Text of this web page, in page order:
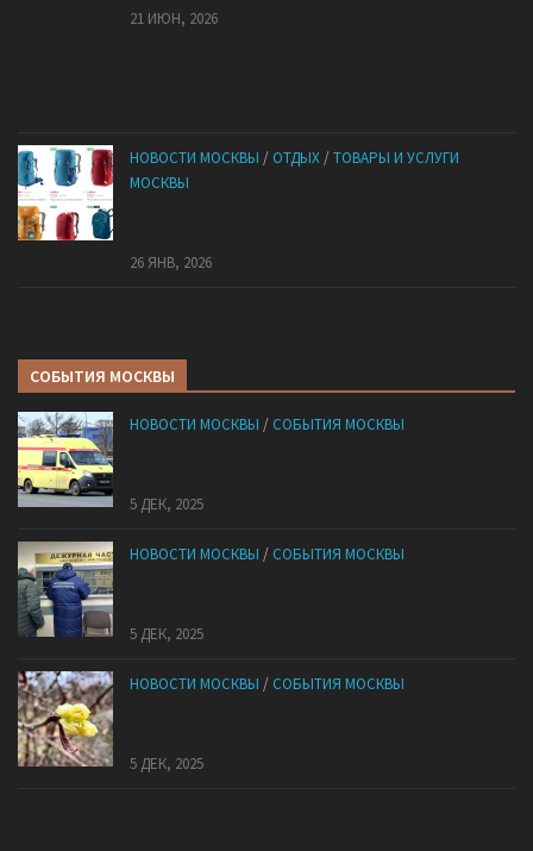
21 ИЮН, 2026
НОВОСТИ МОСКВЫ / ОТДЫХ /ТОВАРЫ И УСЛУГИ
МОСКВЫ
26 ЯНВ, 2026
СОБЫТИЯ МОСКВЫ
НОВОСТИ МОСКВЫ / СОБЫТИЯ МОСКВЫ
5 ДЕК, 2025
НОВОСТИ МОСКВЫ / СОБЫТИЯ МОСКВЫ
5 ДЕК, 2025
НОВОСТИ МОСКВЫ / СОБЫТИЯ МОСКВЫ
5 ДЕК, 2025